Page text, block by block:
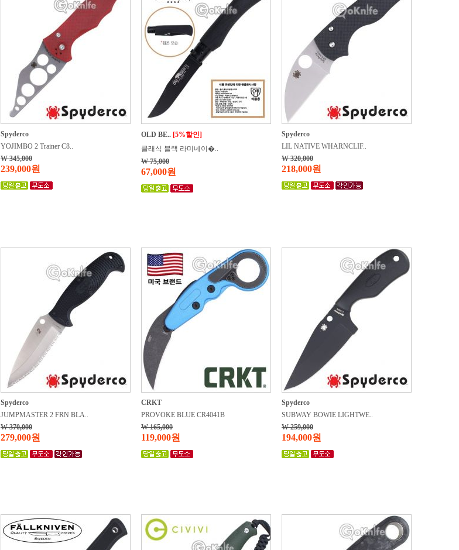
Spyderco
YOJIMBO 2 Trainer C8..
W 345,000
239,000원
OLD BE.. [5%할인]
클래식 블랙 라미네이�..
W 75,000
67,000원
Spyderco
LIL NATIVE WHARNCLIF..
W 320,000
218,000원
Spyderco
JUMPMASTER 2 FRN BLA..
W 370,000
279,000원
CRKT
PROVOKE BLUE CR4041B
W 165,000
119,000원
Spyderco
SUBWAY BOWIE LIGHTWE..
W 259,000
194,000원